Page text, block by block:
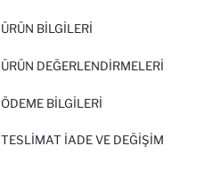
ÜRÜN BILGILERI
ÜRÜN DEĞERLENDİRMELERİ
ÖDEME BİLGİLERİ
TESLIMAT İADE VE DEĞIŞIM